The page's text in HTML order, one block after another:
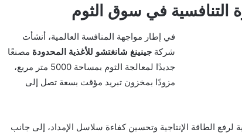
التنافسية في سوق الثوم
في إطار مواجهة المنافسة العالمية، أنشأت
شركةجينينغ شانغتشو للأغذية المحدودة مصنعًا
جديدًا لمعالجة الثوم بمساحة 5000 متر مربع،
مزودًا بمخزون تبريد مؤقت بسعة تصل إلى
الطاقة الإنتاجية وتحسين كفاءة سلاسل الإمداد، إلى جانب